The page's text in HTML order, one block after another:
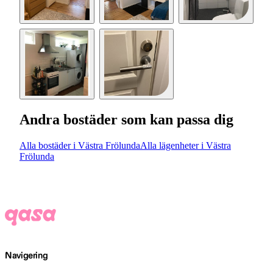
Andra bostäder som kan passa dig
Alla bostäder i Västra FrölundaAlla lägenheter i Västra
Frölunda
Navigering